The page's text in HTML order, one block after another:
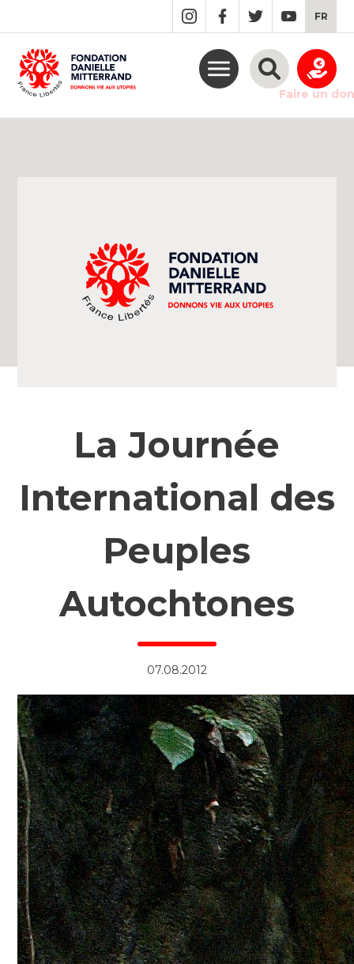
MAIN
CONTENT
FR
Faire un don
La Journée
International des
Peuples
Autochtones
07.08.2012